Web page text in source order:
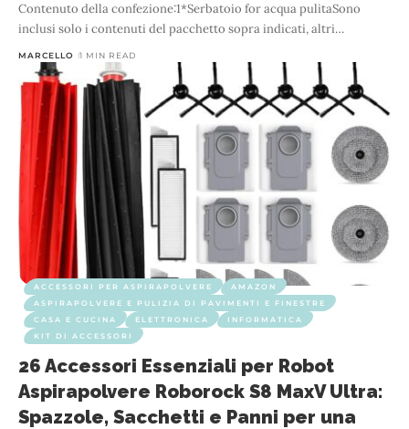
Contenuto della confezione:1*Serbatoio for acqua pulitaSono
inclusi solo i contenuti del pacchetto sopra indicati, altri…
MARCELLO 1 MIN READ
ACCESSORI PER ASPIRAPOLVERE
AMAZON
ASPIRAPOLVERE E PULIZIA DI PAVIMENTI E FINESTRE
CASA E CUCINA
ELETTRONICA
INFORMATICA
KIT DI ACCESSORI
26 Accessori Essenziali per Robot
Aspirapolvere Roborock S8 MaxV Ultra:
Spazzole, Sacchetti e Panni per una